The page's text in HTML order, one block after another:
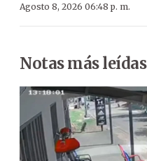
Agosto 8, 2026 06:48 p. m.
Notas más leídas